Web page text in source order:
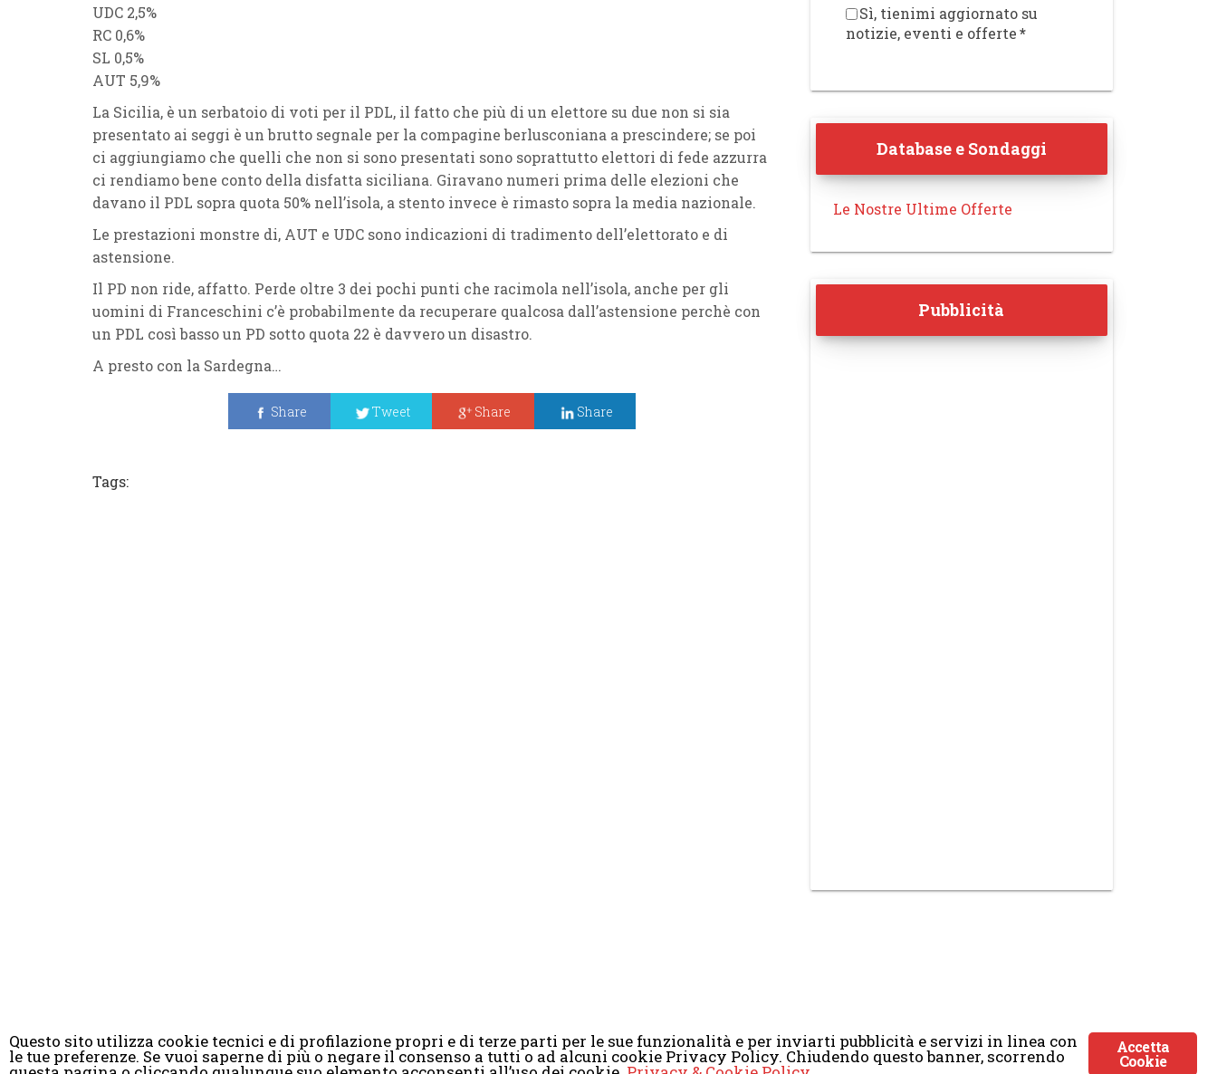
UDC 2,5%
RC 0,6%
SL 0,5%
AUT 5,9%
La Sicilia, è un serbatoio di voti per il PDL, il fatto che più di un elettore su due non si sia
presentato ai seggi è un brutto segnale per la compagine berlusconiana a prescindere; se poi
ci aggiungiamo che quelli che non si sono presentati sono soprattutto elettori di fede azzurra
ci rendiamo bene conto della disfatta siciliana. Giravano numeri prima delle elezioni che
davano il PDL sopra quota 50% nell’isola, a stento invece è rimasto sopra la media nazionale.
Le prestazioni monstre di, AUT e UDC sono indicazioni di tradimento dell’elettorato e di
astensione.
Il PD non ride, affatto. Perde oltre 3 dei pochi punti che racimola nell’isola, anche per gli
uomini di Franceschini c’è probabilmente da recuperare qualcosa dall’astensione perchè con
un PDL così basso un PD sotto quota 22 è davvero un disastro.
A presto con la Sardegna…
Share Tweet Share Share
Tags:
Sì, tienimi aggiornato su
notizie, eventi e offerte*
Database e Sondaggi
Le Nostre Ultime Offerte
Pubblicità
© Copyright 2008-2017 Scenaripolitici.com - Tutti i diritti riservati. Creato daAtlanticmoon.com
Accetta
Cookie
Questo sito utilizza cookie tecnici e di profilazione propri e di terze parti per le sue funzionalità e per inviarti pubblicità e servizi in linea con
le tue preferenze. Se vuoi saperne di più o negare il consenso a tutti o ad alcuni cookie Privacy Policy. Chiudendo questo banner, scorrendo